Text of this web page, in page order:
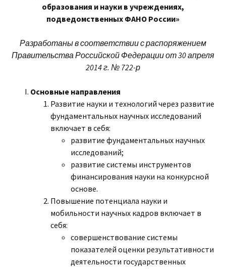
образования и науки в учреждениях,
подведомственных ФАНО России»
Разработаны в соответствии с распоряжением
Правительства Российской Федерации от 30 апреля
2014 г. № 722-р
Основные направления
Развитие науки и технологий через развитие
фундаментальных научных исследований
включает в себя:
развитие фундаментальных научных
исследований;
развитие системы инструментов
финансирования науки на конкурсной
основе.
Повышение потенциала науки и
мобильности научных кадров включает в
себя:
совершенствование системы
показателей оценки результативности
деятельности государственных